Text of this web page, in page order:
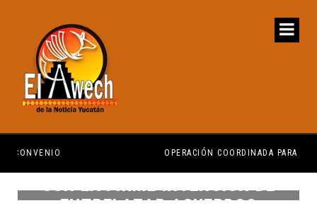
OPERACIÓN COORDINADA PARA RECUPERAR PREDIO
CON LA FIRME INTENCIÓN DE
ENTRELAZAR ACUERDOS